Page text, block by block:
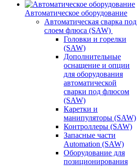
Автоматическое оборудование
Автоматическая сварка под
слоем флюса (SAW)
Головки и горелки
(SAW)
Дополнительные
оснащение и опции
для оборудования
автоматической
сварки под флюсом
(SAW)
Каретки и
манипуляторы (SAW)
Контроллеры (SAW)
Запасные части
Automation (SAW)
Оборудование для
позиционирования